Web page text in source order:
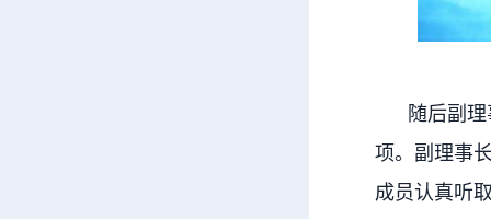
随后副理
项。副理事
成员认真听